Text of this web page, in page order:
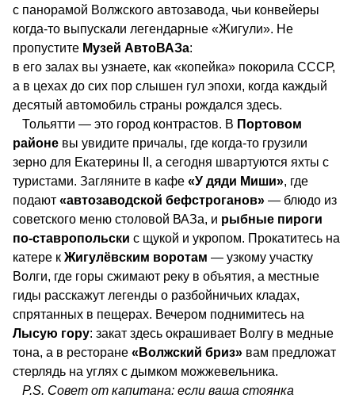
с панорамой Волжского автозавода, чьи конвейеры
когда-то выпускали легендарные «Жигули». Не
пропустите Музей АвтоВАЗа:
в его залах вы узнаете, как «копейка» покорила СССР,
а в цехах до сих пор слышен гул эпохи, когда каждый
десятый автомобиль страны рождался здесь.
Тольятти — это город контрастов. В Портовом
районе вы увидите причалы, где когда-то грузили
зерно для Екатерины II, а сегодня швартуются яхты с
туристами. Загляните в кафе «У дяди Миши», где
подают «автозаводской бефстроганов» — блюдо из
советского меню столовой ВАЗа, и рыбные пироги
по-ставропольски с щукой и укропом. Прокатитесь на
катере к Жигулёвским воротам — узкому участку
Волги, где горы сжимают реку в объятия, а местные
гиды расскажут легенды о разбойничьих кладах,
спрятанных в пещерах. Вечером поднимитесь на
Лысую гору: закат здесь окрашивает Волгу в медные
тона, а в ресторане «Волжский бриз» вам предложат
стерлядь на углях с дымком можжевельника.
P.S. Совет от капитана: если ваша стоянка